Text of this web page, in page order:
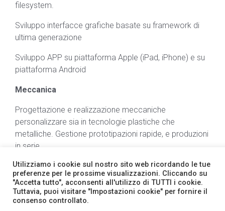
filesystem.
Sviluppo interfacce grafiche basate su framework di
ultima generazione
Sviluppo APP su piattaforma Apple (iPad, iPhone) e su
piattaforma Android
Meccanica
Progettazione e realizzazione meccaniche
personalizzare sia in tecnologie plastiche che
metalliche. Gestione prototipazioni rapide, e produzioni
in serie.
Home Note legali Privacy Bandi CGV
Utilizziamo i cookie sul nostro sito web ricordando le tue
preferenze per le prossime visualizzazioni. Cliccando su
"Accetta tutto", acconsenti all'utilizzo di TUTTI i cookie.
Tuttavia, puoi visitare "Impostazioni cookie" per fornire il
consenso controllato.